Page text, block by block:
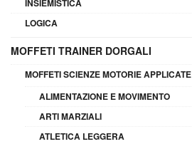
INSIEMISTICA
LOGICA
MOFFETI TRAINER DORGALI
MOFFETI SCIENZE MOTORIE APPLICATE
ALIMENTAZIONE E MOVIMENTO
ARTI MARZIALI
ATLETICA LEGGERA